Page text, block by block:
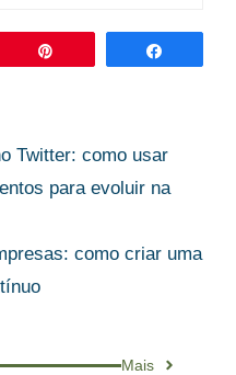
Twitter: como usar
para evoluir na
como criar uma
Mais